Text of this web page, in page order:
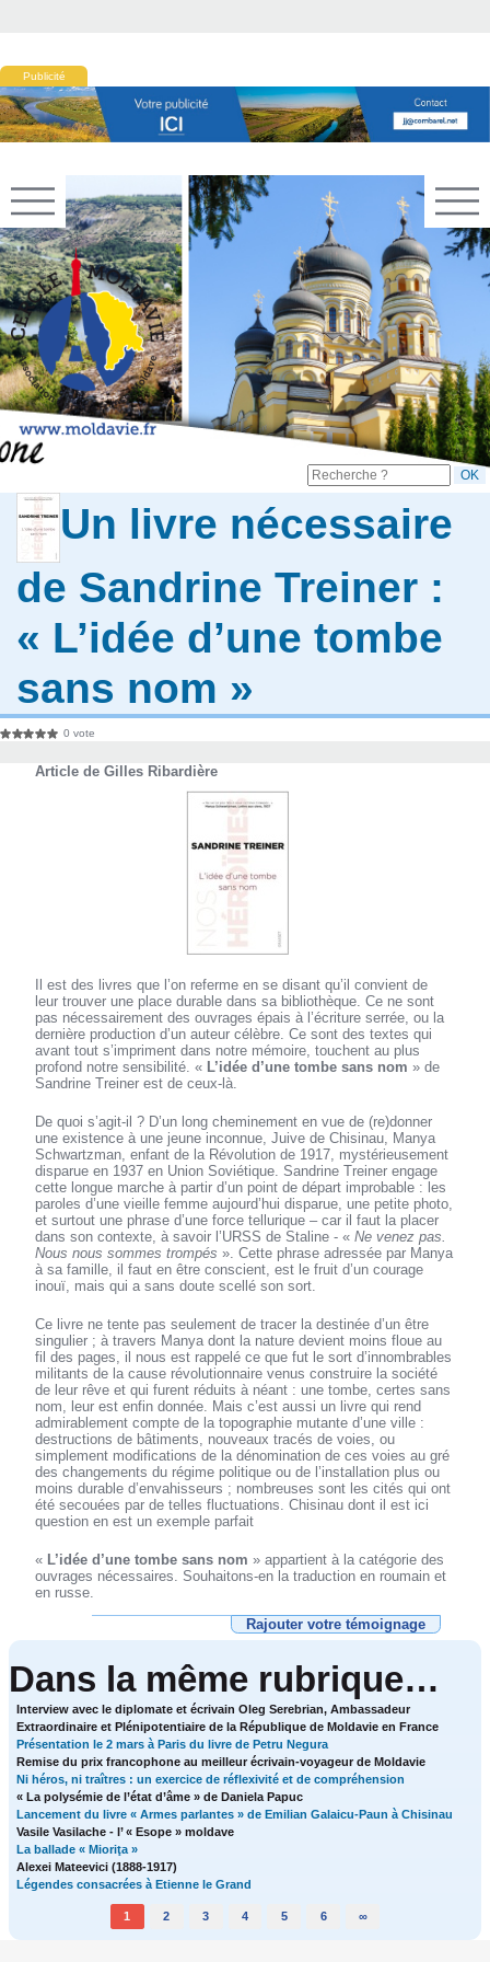
Publicité
Un livre nécessaire
de Sandrine Treiner :
« L’idée d’une tombe
sans nom »
0 vote
Article de Gilles Ribardière
Il est des livres que l’on referme en se disant qu’il convient de
leur trouver une place durable dans sa bibliothèque. Ce ne sont
pas nécessairement des ouvrages épais à l’écriture serrée, ou la
dernière production d’un auteur célèbre. Ce sont des textes qui
avant tout s’impriment dans notre mémoire, touchent au plus
profond notre sensibilité. « L’idée d’une tombe sans nom » de
Sandrine Treiner est de ceux-là.
De quoi s’agit-il ? D’un long cheminement en vue de (re)donner
une existence à une jeune inconnue, Juive de Chisinau, Manya
Schwartzman, enfant de la Révolution de 1917, mystérieusement
disparue en 1937 en Union Soviétique. Sandrine Treiner engage
cette longue marche à partir d’un point de départ improbable : les
paroles d’une vieille femme aujourd’hui disparue, une petite photo,
et surtout une phrase d’une force tellurique – car il faut la placer
dans son contexte, à savoir l’URSS de Staline - «Ne venez pas.
Nous nous sommes trompés ». Cette phrase adressée par Manya
à sa famille, il faut en être conscient, est le fruit d’un courage
inouï, mais qui a sans doute scellé son sort.
Ce livre ne tente pas seulement de tracer la destinée d’un être
singulier ; à travers Manya dont la nature devient moins floue au
fil des pages, il nous est rappelé ce que fut le sort d’innombrables
militants de la cause révolutionnaire venus construire la société
de leur rêve et qui furent réduits à néant : une tombe, certes sans
nom, leur est enfin donnée. Mais c’est aussi un livre qui rend
admirablement compte de la topographie mutante d’une ville :
destructions de bâtiments, nouveaux tracés de voies, ou
simplement modifications de la dénomination de ces voies au gré
des changements du régime politique ou de l’installation plus ou
moins durable d’envahisseurs ; nombreuses sont les cités qui ont
été secouées par de telles fluctuations. Chisinau dont il est ici
question en est un exemple parfait
« L’idée d’une tombe sans nom » appartient à la catégorie des
ouvrages nécessaires. Souhaitons-en la traduction en roumain et
en russe.
Rajouter votre témoignage
Dans la même rubrique…
Interview avec le diplomate et écrivain Oleg Serebrian, Ambassadeur
Extraordinaire et Plénipotentiaire de la République de Moldavie en France
Présentation le 2 mars à Paris du livre de Petru Negura
Remise du prix francophone au meilleur écrivain-voyageur de Moldavie
Ni héros, ni traîtres : un exercice de réflexivité et de compréhension
« La polysémie de l’état d’âme » de Daniela Papuc
Lancement du livre « Armes parlantes » de Emilian Galaicu-Paun à Chisinau
Vasile Vasilache - l’ « Esope » moldave
La ballade « Mioriţa »
Alexei Mateevici (1888-1917)
Légendes consacrées à Etienne le Grand
1 2 3 4 5 6 ∞